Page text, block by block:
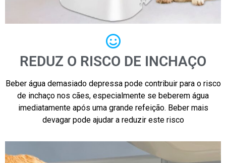
REDUZ O RISCO DE INCHAÇO
Beber água demasiado depressa pode contribuir para o risco
de inchaço nos cães, especialmente se beberem água
imediatamente após uma grande refeição. Beber mais
devagar pode ajudar a reduzir este risco